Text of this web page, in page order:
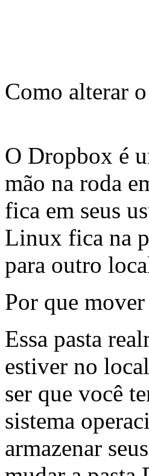
Como alterar
O Dropbox é
mão na roda
fica em seus
Linux fica na
para outro
Por que
Essa pasta
estiver no
ser que você
sistema
armazenar